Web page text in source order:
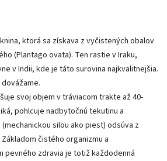
ktorá sa získava z vyčistených obalov
(Plantago ovata). Ten rastie v Iraku,
v Indii, kde je táto surovina najkvalitnejšia.
svoj objem v tráviacom trakte až 40-
pohlcuje nadbytočnú tekutinu a
silou ako piest) odsúva z
čistého organizmu a
zdravia je totiž každodenná